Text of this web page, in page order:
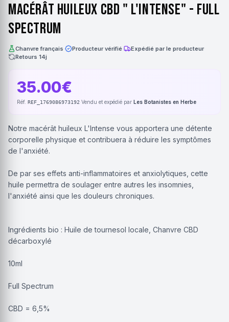
Macérât Huileux CBD " L'Intense" - Full
Spectrum
Chanvre français Producteur vérifié Expédié par le producteur·
Retours 14j
35.00€
Réf. REF_1769086973192 Vendu et expédié par Les Botanistes en Herbe
Notre macérât huileux L'Intense vous apportera une détente
corporelle physique et contribuera à réduire les symptômes
de l'anxiété.
De par ses effets anti-inflammatoires et anxiolytiques, cette
huile permettra de soulager entre autres les insomnies,
l'anxiété ainsi que les douleurs chroniques.
Ingrédients bio : Huile de tournesol locale, Chanvre CBD
décarboxylé
10ml
Full Spectrum
CBD = 6,5%